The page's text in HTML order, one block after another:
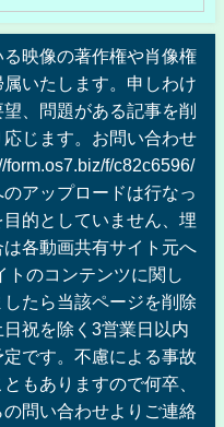
映像の著作権や肖像権
いたします。申しわけ
、問題がある記事を削
じます。お問い合わせ
f/c82c6596/
アップロードは行なっ
的としていません、埋
各動画共有サイト元へ
トのコンテンツに関し
たら当該ページを削除
祝を除く3営業日以内
です。不慮による事故
もありますので何卒、
問い合わせよりご連絡